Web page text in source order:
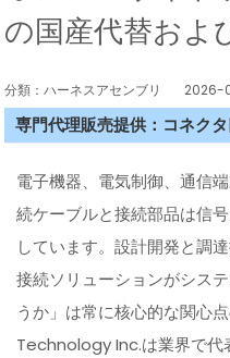
の国産代替およ
分類：ハーネスアセンブリ 2026-
専門代理販売提供：コネク
電子機器、電気制御、通信
続ケーブルと接続部品は信
しています。設計開発と調
接続ソリューションがシス
うか」は常に核心的な関心
Technology Inc.は業界で代